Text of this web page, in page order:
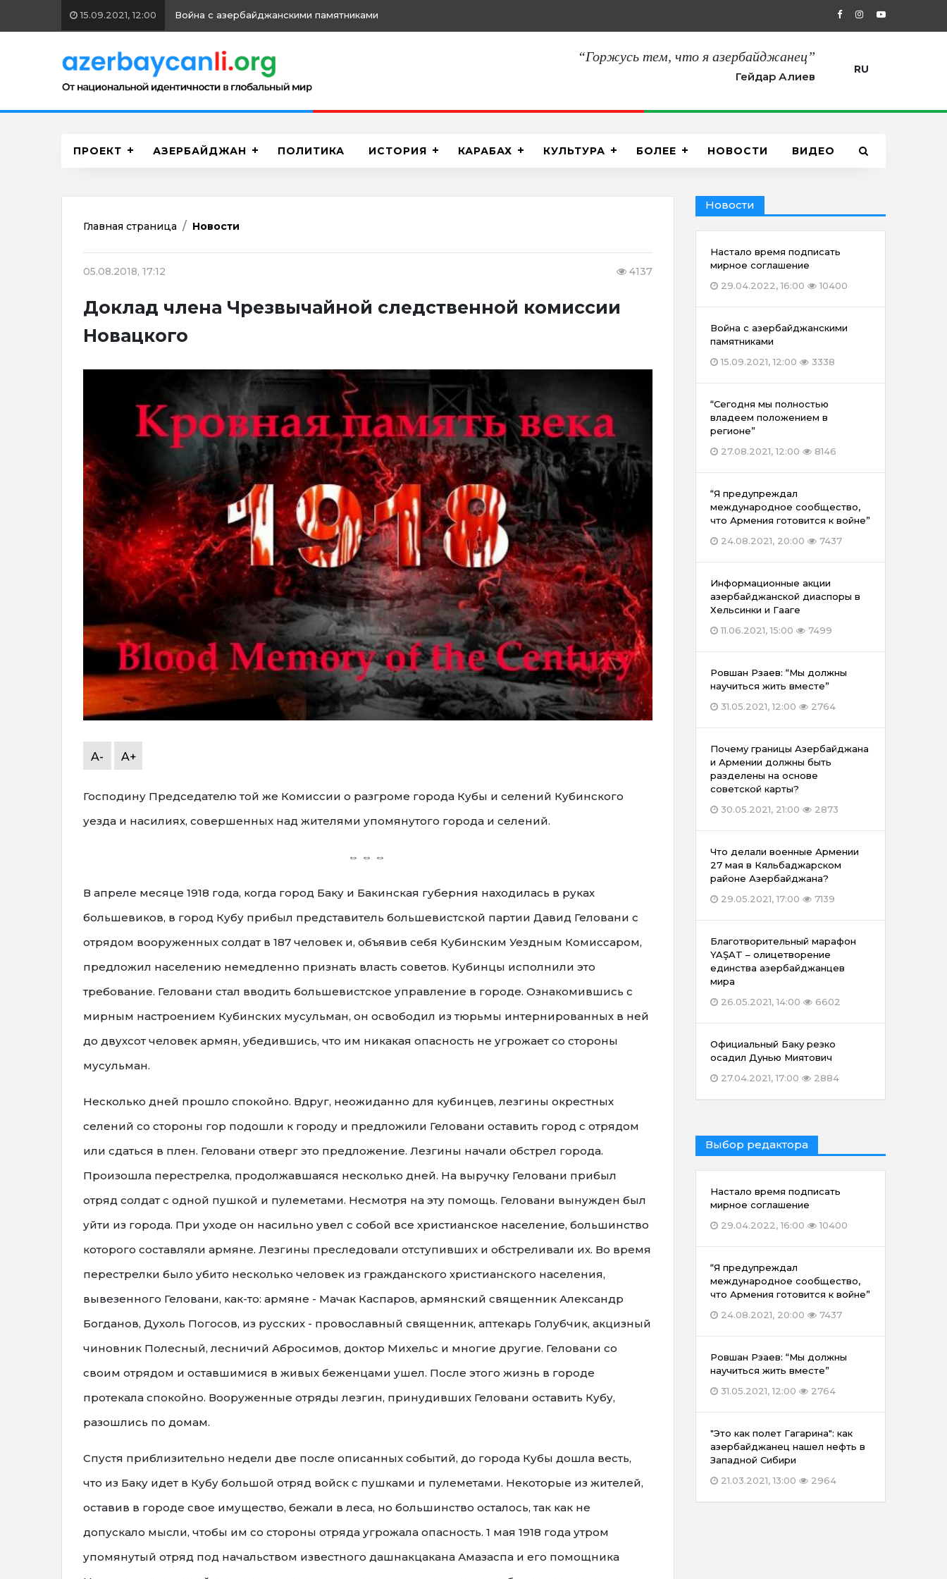
15.09.2021, 12:00 Война с азербайджанскими памятниками 27.08.2021, 12:00 “Сегодня мы
“Горжусь тем, что я азербайджанец”
Гейдар Алиев
RU
ПРОЕКТ АЗЕРБАЙДЖАН ПОЛИТИКА ИСТОРИЯ КАРАБАХ КУЛЬТУРА БОЛЕЕ НОВОСТИ ВИДЕО
Главная страница Новости
05.08.2018, 17:12 4137
Доклад члена Чрезвычайной следственной комиссии
Новацкого
A- A+
Господину Председателю той же Комиссии о разгроме города Кубы и селений Кубинского
уезда и насилиях, совершенных над жителями упомянутого города и селений.
⇔ ⇔ ⇔
В апреле месяце 1918 года, когда город Баку и Бакинская губерния находилась в руках
большевиков, в город Кубу прибыл представитель большевистской партии Давид Геловани с
отрядом вооруженных солдат в 187 человек и, объявив себя Кубинским Уездным Комиссаром,
предложил населению немедленно признать власть советов. Кубинцы исполнили это
требование. Геловани стал вводить большевистское управление в городе. Ознакомившись с
мирным настроением Кубинских мусульман, он освободил из тюрьмы интернированных в ней
до двухсот человек армян, убедившись, что им никакая опасность не угрожает со стороны
мусульман.
Несколько дней прошло спокойно. Вдруг, неожиданно для кубинцев, лезгины окрестных
селений со стороны гор подошли к городу и предложили Геловани оставить город с отрядом
или сдаться в плен. Геловани отверг это предложение. Лезгины начали обстрел города.
Произошла перестрелка, продолжавшаяся несколько дней. На выручку Геловани прибыл
отряд солдат с одной пушкой и пулеметами. Несмотря на эту помощь. Геловани вынужден был
уйти из города. При уходе он насильно увел с собой все христианское население, большинство
которого составляли армяне. Лезгины преследовали отступивших и обстреливали их. Во время
перестрелки было убито несколько человек из гражданского христианского населения,
вывезенного Геловани, как-то: армяне - Мачак Каспаров, армянский священник Александр
Богданов, Духоль Погосов, из русских - провославный священник, аптекарь Голубчик, акцизный
чиновник Полесный, лесничий Абросимов, доктор Михельс и многие другие. Геловани со
своим отрядом и оставшимися в живых беженцами ушел. После этого жизнь в городе
протекала спокойно. Вооруженные отряды лезгин, принудивших Геловани оставить Кубу,
разошлись по домам.
Спустя приблизительно недели две после описанных событий, до города Кубы дошла весть,
что из Баку идет в Кубу большой отряд войск с пушками и пулеметами. Некоторые из жителей,
оставив в городе свое имущество, бежали в леса, но большинство осталось, так как не
допускало мысли, чтобы им со стороны отряда угрожала опасность. 1 мая 1918 года утром
упомянутый отряд под начальством известного дашнакцакана Амазаспа и его помощника
Новости
Настало время подписать
мирное соглашение
29.04.2022, 16:00
10400
Война с азербайджанскими
памятниками
15.09.2021, 12:00
3338
“Сегодня мы полностью
владеем положением в
регионе”
27.08.2021, 12:00
8146
“Я предупреждал
международное сообщество,
что Армения готовится к войне”
24.08.2021, 20:00
7437
Информационные акции
азербайджанской диаспоры в
Хельсинки и Гааге
11.06.2021, 15:00
7499
Ровшан Рзаев: “Мы должны
научиться жить вместе”
31.05.2021, 12:00
2764
Почему границы Азербайджана
и Армении должны быть
разделены на основе
советской карты?
30.05.2021, 21:00
2873
Что делали военные Армении
27 мая в Кяльбаджарском
районе Азербайджана?
29.05.2021, 17:00
7139
Благотворительный марафон
YAŞAT – олицетворение
единства азербайджанцев
мира
26.05.2021, 14:00
6602
Официальный Баку резко
осадил Дунью Миятович
27.04.2021, 17:00
2884
Выбор редактора
Настало время подписать
мирное соглашение
29.04.2022, 16:00
10400
“Я предупреждал
международное сообщество,
что Армения готовится к войне”
24.08.2021, 20:00
7437
Ровшан Рзаев: “Мы должны
научиться жить вместе”
31.05.2021, 12:00
2764
"Это как полет Гагарина": как
азербайджанец нашел нефть в
Западной Сибири
21.03.2021, 13:00
2964